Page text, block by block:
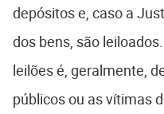
depósitos e, caso a
dos bens, são
leilões é, geralmente,
públicos ou as vítimas